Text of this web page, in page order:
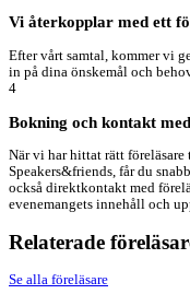
Vi återkopplar med ett
Efter vårt samtal, kommer vi
in på dina önskemål och
4
Bokning och kontakt
När vi har hittat rätt
Speakers&friends, får du
också direktkontakt med
evenemangets innehåll och
Relaterade
Se alla föreläsare